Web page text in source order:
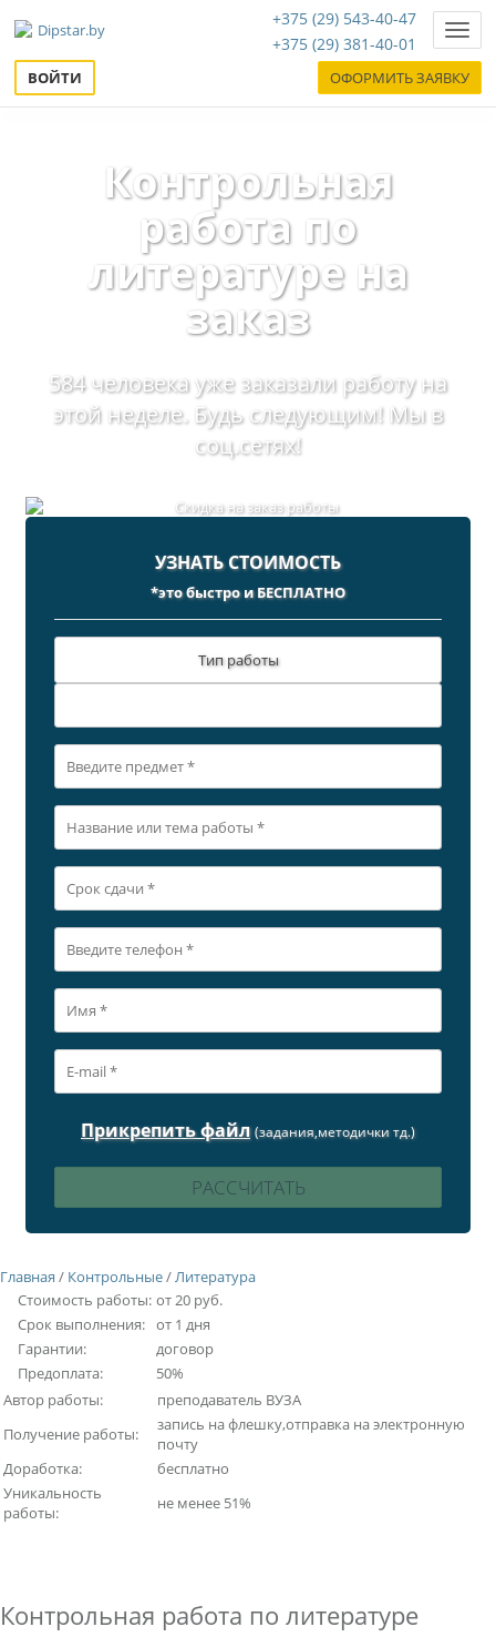
+375 (29) 543-40-47
+375 (29) 381-40-01
ВОЙТИ ОФОРМИТЬ ЗАЯВКУ
Контрольная
работа по
литературе на
заказ
584 человека уже заказали работу на
этой неделе. Будь следующим! Мы в
соц.сетях!
УЗНАТЬ СТОИМОСТЬ
*это быстро и БЕСПЛАТНО
Тип работы
Прикрепить файл (задания,методички тд.)
Главная / Контрольные/Литература
Стоимость работы: от 20 руб.
Срок выполнения: от 1 дня
Гарантии:
договор
Предоплата:
50%
Автор работы:
преподаватель ВУЗА
Получение работы:
запись на флешку,отправка на электронную
почту
Доработка:
бесплатно
Уникальность
работы:
не менее 51%
Контрольная работа по литературе